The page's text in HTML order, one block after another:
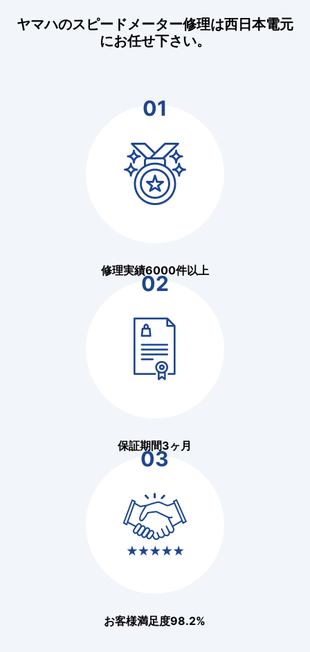
ヤマハのスピードメーター修理は西日本電元
にお任せ下さい。
01
修理実績6000件以上
02
保証期間3ヶ月
03
お客様満足度98.2%